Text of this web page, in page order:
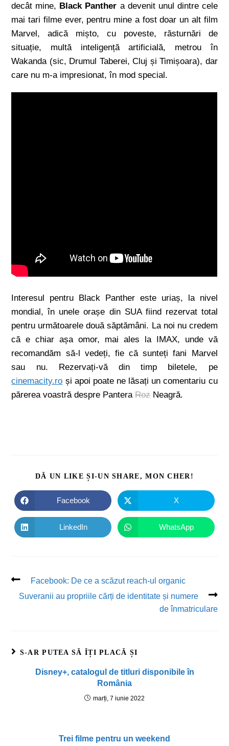
decât mine, Black Panther a devenit unul dintre cele
mai tari filme ever, pentru mine a fost doar un alt film
Marvel, adică mișto, cu poveste, răsturnări de
situație, multă inteligență artificială, metrou în
Wakanda (sic, Drumul Taberei, Cluj și Timișoara), dar
care nu m-a impresionat, în mod special.
Interesul pentru Black Panther este uriaș, la nivel
mondial, în unele orașe din SUA fiind rezervat total
pentru următoarele două săptămâni. La noi nu credem
că e chiar așa omor, mai ales la IMAX, unde vă
recomandăm să-l vedeți, fie că sunteți fani Marvel
sau nu. Rezervați-vă din timp biletele, pe
cinemacity.ro și apoi poate ne lăsați un comentariu cu
părerea voastră despre PanteraRozNeagră.
DĂ UN LIKE ȘI-UN SHARE, MON CHER!
Facebook X
LinkedIn WhatsApp
Facebook: De ce a scăzut reach-ul organic
Suveranii au propriile cărți de identitate și numere
de înmatriculare
S-AR PUTEA SĂ ÎȚI PLACĂ ȘI
Disney+, catalogul de titluri disponibile în
România
marți, 7 iunie 2022
Trei filme pentru un weekend